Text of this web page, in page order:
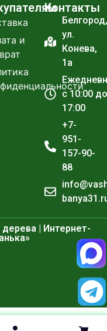
и
Контакты
Белгород,
ул.
Конева,
1а
с 10:00 до
17:00
+7-
951-
157-90-
88
| Интернет-